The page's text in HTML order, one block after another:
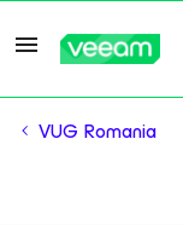
VUG Romania